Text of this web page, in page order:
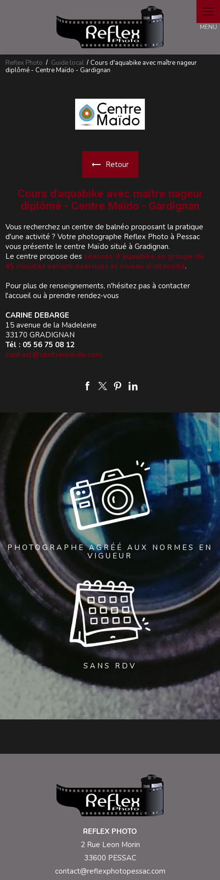
Reflex Photo Guide local
Cours d'aquabike avec maître nageur
diplômé - Centre Maïdo - Gardignan
Retour
Cours d'aquabike avec maître nageur
diplômé - Centre Maïdo - Gardignan
Vous recherchez un centre de balnéo proposant la pratique
d'une activité ? Votre photographe Reflex Photo à Pessac
vous présente le centre Maïdo situé à Gradignan.
Le centre propose desséances d'aquabike en groupe de
45 minutes variant exercices et niveau d'intensité.
Pour plus de renseignements, n'hésitez pas à contacter
l'accueil ou à prendre rendez-vous
CARINE DEBARGE
15 avenue de la Madeleine
33170 GRADIGNAN
Tél : 05 56 75 08 12
contact@centremaido.com
PHOTOGRAPHE AGRÉÉ AUX NORMES EN
VIGUEUR
SANS RDV
REFLEX PHOTO
2 Rue Leon Morin
33600 PESSAC
contact@reflexphotopessac.com